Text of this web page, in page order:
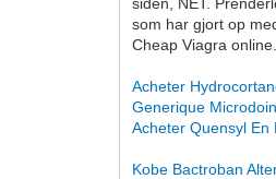
som har gjort op
Cheap Viagra
Acheter
Generique
Acheter Quensyl En
Kobe Bactroban